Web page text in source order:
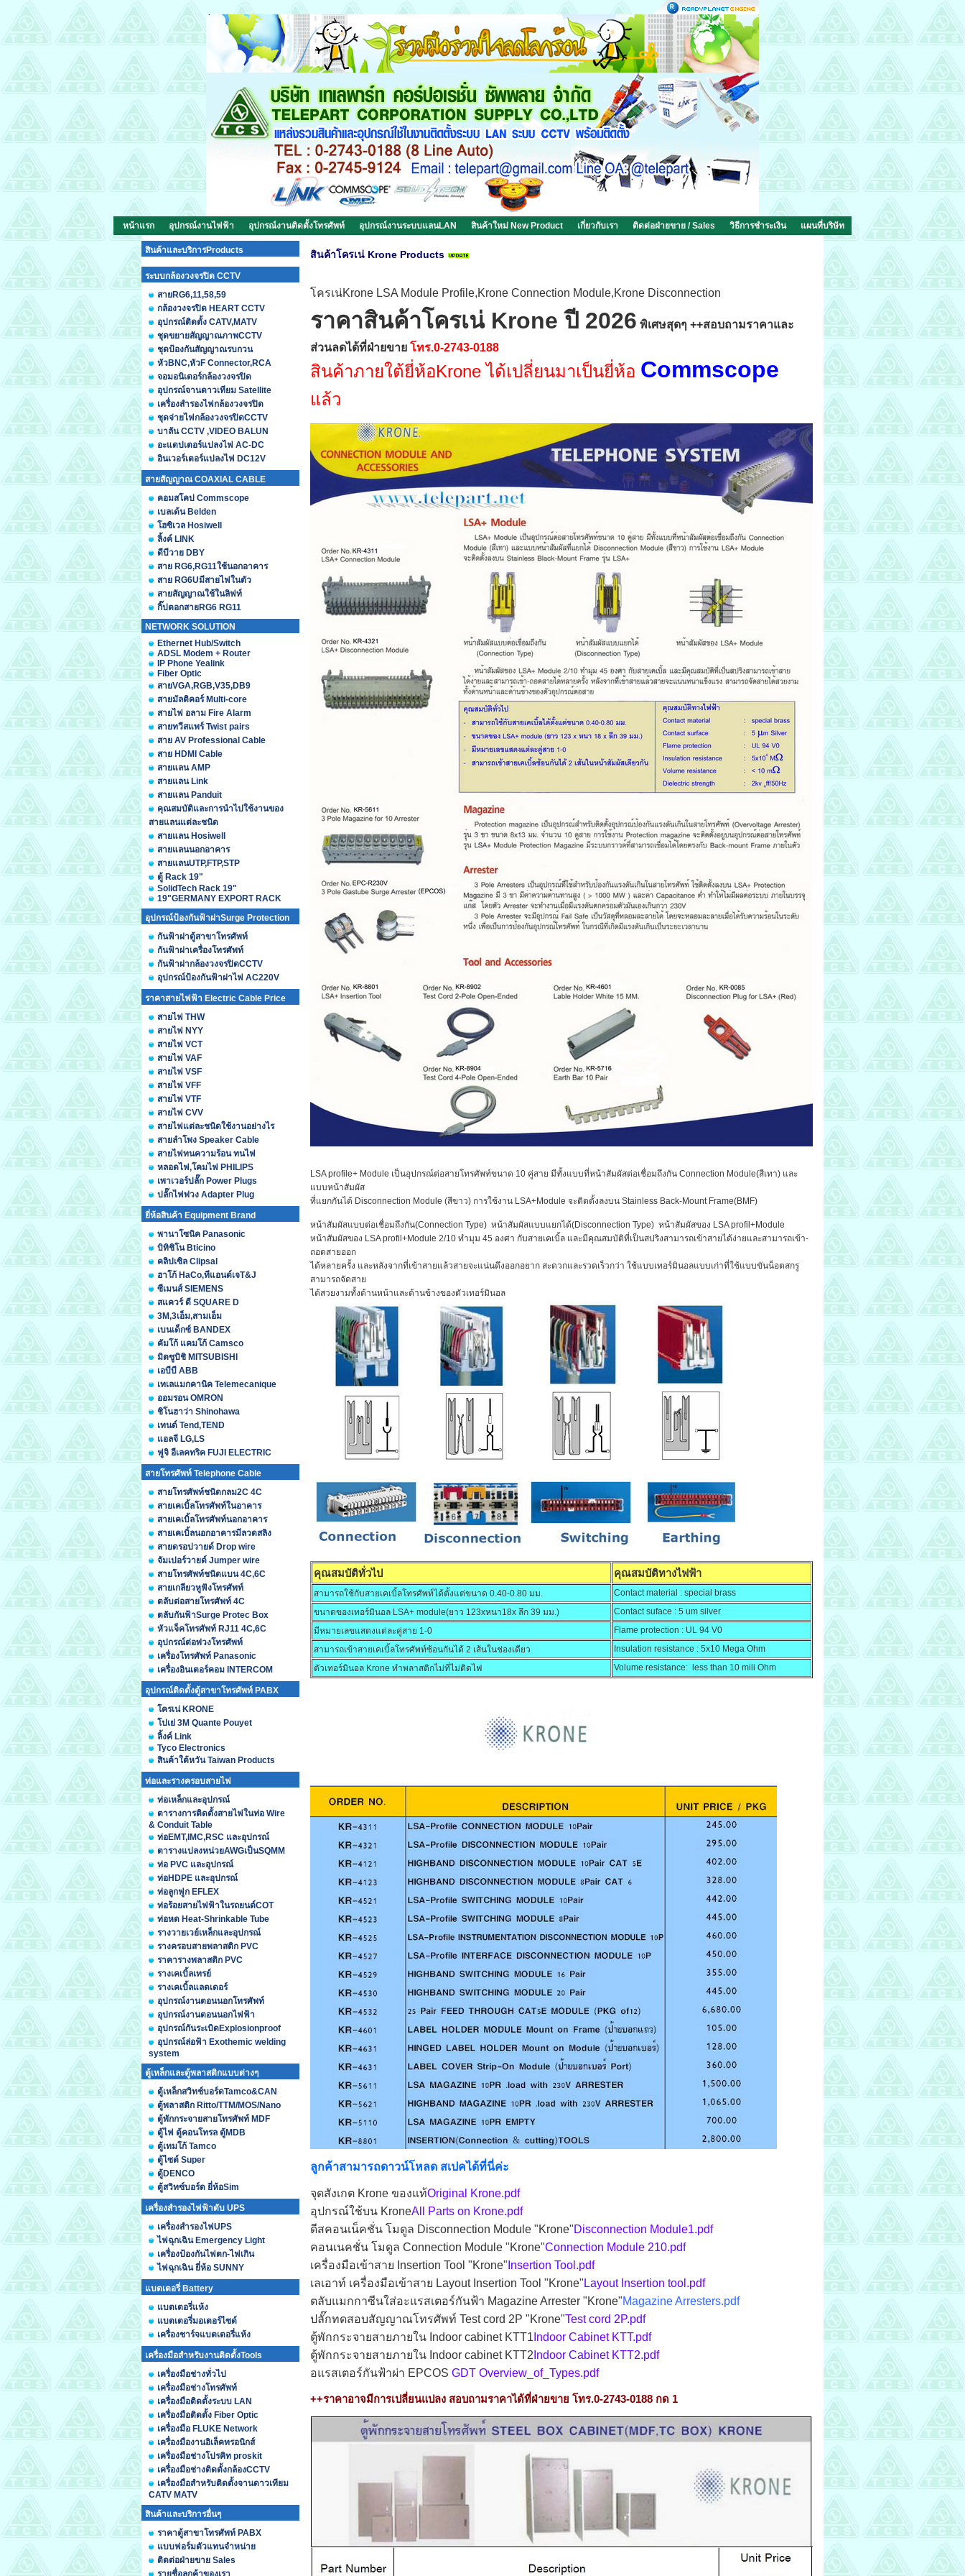
หน้าแรก อุปกรณ์งานไฟฟ้า อุปกรณ์งานติดตั้งโทรศัพท์ อุปกรณ์งานระบบแลนLAN สินค้าใหม่ New Product เกี่ยวกับเรา ติดต่อฝ่ายขาย / Sales วิธีการชำระเงิน แผนที่บริษัท
สินค้าและบริการProducts
ระบบกล้องวงจรปิด CCTV
สายRG6,11,58,59
กล้องวงจรปิด HEART CCTV
อุปกรณ์ติดตั้ง CATV,MATV
ชุดขยายสัญญาณภาพCCTV
ชุดป้องกันสัญญาณรบกวน
หัวBNC,หัวF Connector,RCA
จอมอนิเตอร์กล้องวงจรปิด
อุปกรณ์จานดาวเทียม Satellite
เครื่องสำรองไฟกล้องวงจรปิด
ชุดจ่ายไฟกล้องวงจรปิดCCTV
บาลัน CCTV ,VIDEO BALUN
อะแดปเตอร์แปลงไฟ AC-DC
อินเวอร์เตอร์แปลงไฟ DC12V
สายสัญญาณ COAXIAL CABLE
คอมสโคป Commscope
เบลเด้น Belden
โฮซิเวล Hosiwell
ลิ้งค์ LINK
ดีบีวาย DBY
สาย RG6,RG11ใช้นอกอาคาร
สาย RG6Uมีสายไฟในตัว
สายสัญญาณใช้ในลิฟท์
กิ๊ปตอกสายRG6 RG11
NETWORK SOLUTION
Ethernet Hub/Switch
ADSL Modem + Router
IP Phone Yealink
Fiber Optic
สายVGA,RGB,V35,DB9
สายมัลติคอร์ Multi-core
สายไฟ อลาม Fire Alarm
สายทวีสแพร์ Twist pairs
สาย AV Professional Cable
สาย HDMI Cable
สายแลน AMP
สายแลน Link
สายแลน Panduit
คุณสมบัติและการนำไปใช้งานของ
สายแลนแต่ละชนิด
สายแลน Hosiwell
สายแลนนอกอาคาร
สายแลนUTP,FTP,STP
ตู้ Rack 19"
SolidTech Rack 19"
19"GERMANY EXPORT RACK
อุปกรณ์ป้องกันฟ้าผ่าSurge Protection
กันฟ้าผ่าตู้สาขาโทรศัพท์
กันฟ้าผ่าเครื่องโทรศัพท์
กันฟ้าผ่ากล้องวงจรปิดCCTV
อุปกรณ์ป้องกันฟ้าผ่าไฟ AC220V
ราคาสายไฟฟ้า Electric Cable Price
สายไฟ THW
สายไฟ NYY
สายไฟ VCT
สายไฟ VAF
สายไฟ VSF
สายไฟ VFF
สายไฟ VTF
สายไฟ CVV
สายไฟแต่ละชนิดใช้งานอย่างไร
สายลำโพง Speaker Cable
สายไฟทนความร้อน ทนไฟ
หลอดไฟ,โคมไฟ PHILIPS
เพาเวอร์ปลั๊ก Power Plugs
ปลั๊กไฟพ่วง Adapter Plug
ยี่ห้อสินค้า Equipment Brand
พานาโซนิค Panasonic
บิทิชิโน Bticino
คลิปเซิล Clipsal
ฮาโก้ HaCo,ทีแอนด์เจT&J
ซีเมนส์ SIEMENS
สแควร์ ดี SQUARE D
3M,3เอ็ม,สามเอ็ม
เบนเด็กซ์ BANDEX
คัมโก้ แคมโก้ Camsco
มิตซูบิชิ MITSUBISHI
เอบีบี ABB
เทเลแมกคานิค Telemecanique
ออมรอน OMRON
ชิโนฮาว่า Shinohawa
เทนด์ Tend,TEND
แอลจี LG,LS
ฟูจิ อีเลคทริค FUJI ELECTRIC
สายโทรศัพท์ Telephone Cable
สายโทรศัพท์ชนิดกลม2C 4C
สายเคเบิ้ลโทรศัพท์ในอาคาร
สายเคเบิ้ลโทรศัพท์นอกอาคาร
สายเคเบิ้ลนอกอาคารมีลวดสลิง
สายดรอปวายด์ Drop wire
จัมเปอร์วายด์ Jumper wire
สายโทรศัพท์ชนิดแบน 4C,6C
สายเกลียวหูฟังโทรศัพท์
ตลับต่อสายโทรศัพท์ 4C
ตลับกันฟ้าSurge Protec Box
หัวแจ็คโทรศัพท์ RJ11 4C,6C
อุปกรณ์ต่อพ่วงโทรศัพท์
เครื่องโทรศัพท์ Panasonic
เครื่องอินเตอร์คอม INTERCOM
อุปกรณ์ติดตั้งตู้สาขาโทรศัพท์ PABX
โครเน่ KRONE
โปเย่ 3M Quante Pouyet
ลิ้งค์ Link
Tyco Electronics
สินค้าใต้หวัน Taiwan Products
ท่อและรางครอบสายไฟ
ท่อเหล็กและอุปกรณ์
ตารางการติดตั้งสายไฟในท่อ Wire
& Conduit Table
ท่อEMT,IMC,RSC และอุปกรณ์
ตารางแปลงหน่วยAWGเป็นSQMM
ท่อ PVC และอุปกรณ์
ท่อHDPE และอุปกรณ์
ท่อลูกฟูก EFLEX
ท่อร้อยสายไฟฟ้าในรถยนต์COT
ท่อหด Heat-Shrinkable Tube
รางวายเวย์เหล็กและอุปกรณ์
รางครอบสายพลาสติก PVC
ราคารางพลาสติก PVC
รางเคเบิ้ลเทรย์
รางเคเบิ้ลแลดเดอร์
อุปกรณ์งานตอนนอกโทรศัพท์
อุปกรณ์งานตอนนอกไฟฟ้า
อุปกรณ์กันระเบิดExplosionproof
อุปกรณ์ล่อฟ้า Exothemic welding
system
ตู้เหล็กและตู้พลาสติกแบบต่างๆ
ตู้เหล็กสวิทช์บอร์ดTamco&CAN
ตู้พลาสติก Ritto/TTM/MOS/Nano
ตู้พักกระจายสายโทรศัพท์ MDF
ตู้ไฟ ตู้คอนโทรล ตู้MDB
ตู้เทมโก้ Tamco
ตู้ไซต์ Super
ตู้DENCO
ตู้สวิทซ์บอร์ด ยี่ห้อSim
เครื่องสำรองไฟฟ้าดับ UPS
เครื่องสำรองไฟUPS
ไฟฉุกเฉิน Emergency Light
เครื่องป้องกันไฟตก-ไฟเกิน
ไฟฉุกเฉิน ยี่ห้อ SUNNY
แบตเตอรี่ Battery
แบตเตอรี่แห้ง
แบตเตอรี่มอเตอร์ไซด์
เครื่องชาร์จแบตเตอรี่แห้ง
เครื่องมือสำหรับงานติดตั้งTools
เครื่องมือช่างทั่วไป
เครื่องมือช่างโทรศัพท์
เครื่องมือติดตั้งระบบ LAN
เครื่องมือติดตั้ง Fiber Optic
เครื่องมือ FLUKE Network
เครื่องมืองานอิเล็คทรอนิกส์
เครื่องมือช่างโปรคิท proskit
เครื่องมือช่างติดตั้งกล้องCCTV
เครื่องมือสำหรับติดตั้งจานดาวเทียม
CATV MATV
สินค้าและบริการอื่นๆ
ราคาตู้สาขาโทรศัพท์ PABX
แบบฟอร์มตัวแทนจำหน่าย
ติดต่อฝ่ายขาย Sales
รายชื่อลูกค้าของเรา
สินค้าโครเน่ Krone Products
โครเน่Krone LSA Module Profile,Krone Connection Module,Krone Disconnection
ราคาสินค้าโครเน่ Krone ปี 2026 พิเศษสุดๆ ++สอบถามราคาและ
ส่วนลดได้ที่ฝ่ายขาย โทร.0-2743-0188
สินค้าภายใต้ยี่ห้อKrone ได้เปลี่ยนมาเป็นยี่ห้อ Commscope
แล้ว
LSA profile+ Module เป็นอุปกรณ์ต่อสายโทรศัพท์ขนาด 10 คู่สาย มีทั้งแบบที่หน้าสัมผัสต่อเชื่อมถึงกัน Connection Module(สีเทา) และ
แบบหน้าสัมผัส
ที่แยกกันได้ Disconnection Module (สีขาว) การใช้งาน LSA+Module จะติดตั้งลงบน Stainless Back-Mount Frame(BMF)
หน้าสัมผัสแบบต่อเชื่อมถึงกัน(Connection Type) หน้าสัมผัสแบบแยกได้(Disconnection Type) หน้าสัมผัสของ LSA profil+Module
หน้าสัมผัสของ LSA profil+Module 2/10 ทำมุม 45 องศา กับสายเคเบิ้ล และมีคุณสมบัติที่เป็นสปริงสามารถเข้าสายได้ง่ายและสามารถเข้า-
ถอดสายออก
ได้หลายครั้ง และหลังจากที่เข้าสายแล้วสายจะแน่นดึงออกอยาก สะดวกและรวดเร็วกว่า ใช้แบบเทอร์มินอลแบบเก่าที่ใช้แบบขันน็อตสกรู
สามารถจัดสาย
ได้สวยงามทั้งด้านหน้าและด้านข้างของตัวเทอร์มินอล
คุณสมบัติทั่วไป คุณสมบัติทางไฟฟ้า
สามารถใช้กับสายเคเบิ้ลโทรศัพท์ได้ตั้งแต่ขนาด 0.40-0.80 มม.
Contact material : special brass
ขนาดของเทอร์มินอล LSA+ module(ยาว 123xหนา18x ลึก 39 มม.)
Contact suface : 5 um silver
มีหมายเลขแสดงแต่ละคู่สาย 1-0
Flame protection : UL 94 V0
สามารถเข้าสายเคเบิ้ลโทรศัพท์ซ้อนกันได้ 2 เส้นในช่องเดียว
Insulation resistance : 5x10 Mega Ohm
ตัวเทอร์มินอล Krone ทำพลาสติกไม่ที่ไม่ติดไฟ
Volume resistance: less than 10 mili Ohm
ลูกค้าสามารถดาวน์โหลด สเปคได้ที่นี่ค่ะ
จุดสังเกต Krone ของแท้Original Krone.pdf
อุปกรณ์ใช้บน KroneAll Parts on Krone.pdf
ดีสคอนเน็คชั่น โมดูล Disconnection Module "Krone"Disconnection Module1.pdf
คอนเนคชั่น โมดูล Connection Module "Krone"Connection Module 210.pdf
เครื่องมือเข้าสาย Insertion Tool "Krone" Insertion Tool.pdf
เลเอาท์ เครื่องมือเข้าสาย Layout Insertion Tool "Krone" Layout Insertion tool.pdf
ตลับแมกกาซีนใส่อะแรสเตอร์กันฟ้า Magazine Arrester "Krone"Magazine Arresters.pdf
ปลั๊กทดสอบสัญญาณโทรศัพท์ Test cord 2P "Krone"Test cord 2P.pdf
ตู้พักกระจายสายภายใน Indoor cabinet KTT1 Indoor Cabinet KTT.pdf
ตู้พักกระจายสายภายใน Indoor cabinet KTT2 Indoor Cabinet KTT2.pdf
อแรสเตอร์กันฟ้าผ่า EPCOS GDT Overview_of_Types.pdf
++ราคาอาจมีการเปลี่ยนแปลง สอบถามราคาได้ที่ฝ่ายขาย โทร.0-2743-0188 กด 1